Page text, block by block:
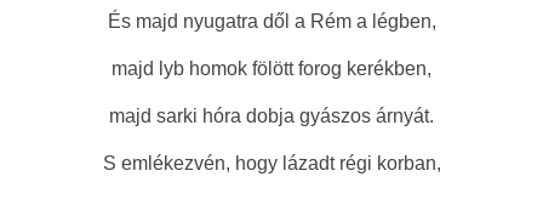
És majd nyugatra dől a Rém a légben,
majd lyb homok fölött forog kerékben,
majd sarki hóra dobja gyászos árnyát.
S emlékezvén, hogy lázadt régi korban,